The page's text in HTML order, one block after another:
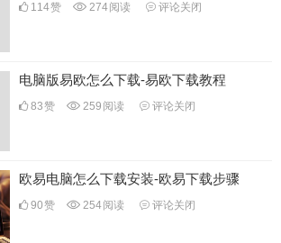
114赞 274阅读 评论关闭
电脑版易欧怎么下载-易欧下载教程
83赞 259 阅读 评论关闭
欧易电脑怎么下载安装-欧易下载步骤
90赞 254阅读 评论关闭